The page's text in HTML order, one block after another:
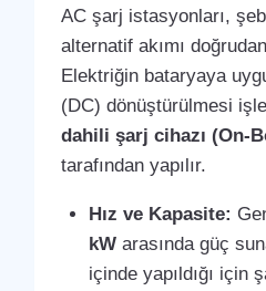
AC şarj istasyonları,
alternatif akımı
Elektriğin bataryaya
(DC) dönüştürülmesi
dahili şarj cihazı (On-
tarafından yapılır.
Hız ve Kapasite:
kW arasında güç
içinde yapıldığı için